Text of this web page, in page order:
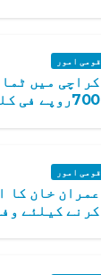
قومی امور
کراچی میں
700روپے فی کلو تک پہنچ گئی
قومی امور
عمران خان کا
کرنے کیلئے